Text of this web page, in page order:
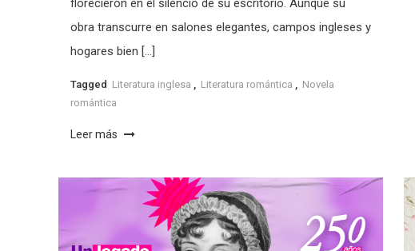
florecieron en el silencio de su escritorio. Aunque su
obra transcurre en salones elegantes, campos ingleses y
hogares bien […]
Tagged Literatura inglesa Literatura romántica
Novela
romántica
Leer más